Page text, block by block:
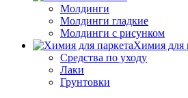
Молдинги
Молдинги гладкие
Молдинги с рисунком
Химия для
Средства по уходу
Лаки
Грунтовки